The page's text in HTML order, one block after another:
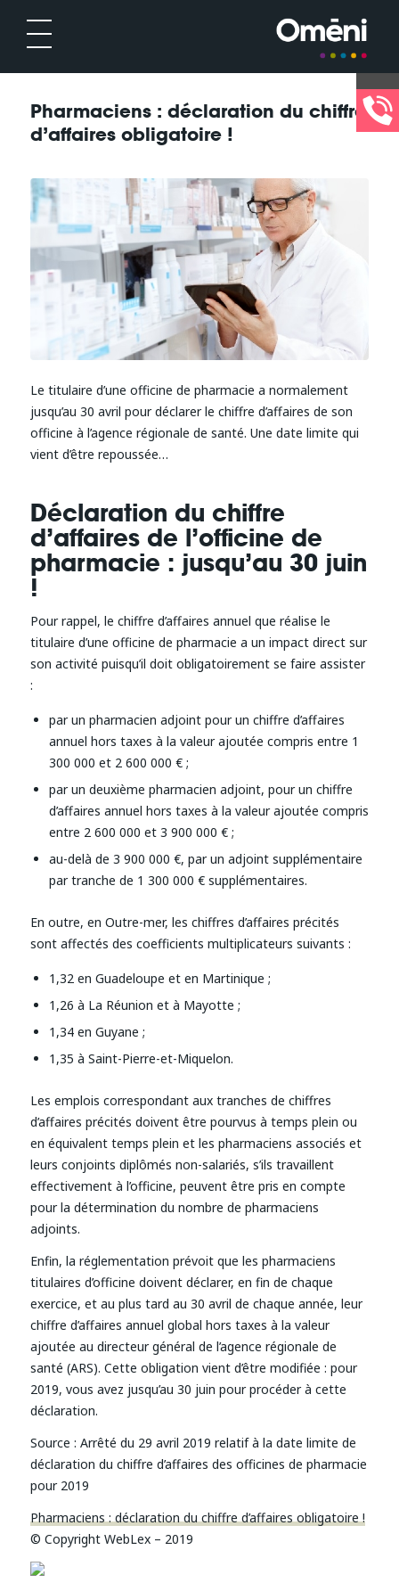
Pharmaciens : déclaration du chiffre
d’affaires obligatoire !
Le titulaire d’une officine de pharmacie a normalement
jusqu’au 30 avril pour déclarer le chiffre d’affaires de son
officine à l’agence régionale de santé. Une date limite qui
vient d’être repoussée…
Déclaration du chiffre
d’affaires de l’officine de
pharmacie : jusqu’au 30 juin
!
Pour rappel, le chiffre d’affaires annuel que réalise le
titulaire d’une officine de pharmacie a un impact direct sur
son activité puisqu’il doit obligatoirement se faire assister
:
par un pharmacien adjoint pour un chiffre d’affaires
annuel hors taxes à la valeur ajoutée compris entre 1
300 000 et 2 600 000 € ;
par un deuxième pharmacien adjoint, pour un chiffre
d’affaires annuel hors taxes à la valeur ajoutée compris
entre 2 600 000 et 3 900 000 € ;
au-delà de 3 900 000 €, par un adjoint supplémentaire
par tranche de 1 300 000 € supplémentaires.
En outre, en Outre-mer, les chiffres d’affaires précités
sont affectés des coefficients multiplicateurs suivants :
1,32 en Guadeloupe et en Martinique ;
1,26 à La Réunion et à Mayotte ;
1,34 en Guyane ;
1,35 à Saint-Pierre-et-Miquelon.
Les emplois correspondant aux tranches de chiffres
d’affaires précités doivent être pourvus à temps plein ou
en équivalent temps plein et les pharmaciens associés et
leurs conjoints diplômés non-salariés, s’ils travaillent
effectivement à l’officine, peuvent être pris en compte
pour la détermination du nombre de pharmaciens
adjoints.
Enfin, la réglementation prévoit que les pharmaciens
titulaires d’officine doivent déclarer, en fin de chaque
exercice, et au plus tard au 30 avril de chaque année, leur
chiffre d’affaires annuel global hors taxes à la valeur
ajoutée au directeur général de l’agence régionale de
santé (ARS). Cette obligation vient d’être modifiée : pour
2019, vous avez jusqu’au 30 juin pour procéder à cette
déclaration.
Source : Arrêté du 29 avril 2019 relatif à la date limite de
déclaration du chiffre d’affaires des officines de pharmacie
pour 2019
Pharmaciens : déclaration du chiffre d’affaires obligatoire !
© Copyright WebLex – 2019